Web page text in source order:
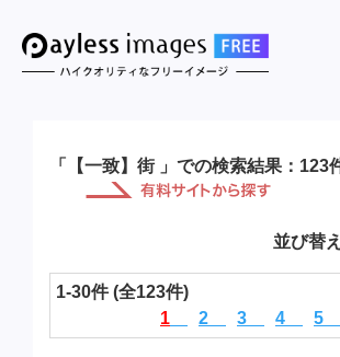
「【一致】街 」での検索結果：123
並び替え
1-30件 (全123件)
1
2 3 4 5